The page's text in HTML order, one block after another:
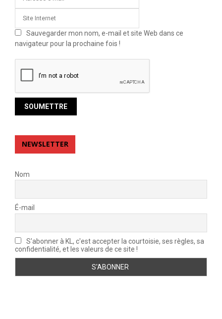
Sauvegarder mon nom, e-mail et site Web dans ce
navigateur pour la prochaine fois !
NEWSLETTER
Nom
É-mail
S'abonner à KL, c'est accepter la courtoisie, ses règles, sa
confidentialité, et les valeurs de ce site !